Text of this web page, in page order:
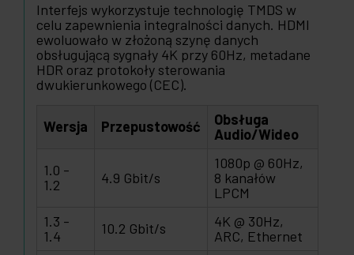
Interfejs wykorzystuje technologię TMDS w
celu zapewnienia integralności danych. HDMI
ewoluowało w złożoną szynę danych
obsługującą sygnały 4K przy 60Hz, metadane
HDR oraz protokoły sterowania
dwukierunkowego (CEC).
Wersja Przepustowość
Obsługa
Audio/Wideo
1.0 -
1.2
4.9 Gbit/s
1080p @ 60Hz,
8 kanałów
LPCM
1.3 -
1.4
10.2 Gbit/s
4K @ 30Hz,
ARC, Ethernet